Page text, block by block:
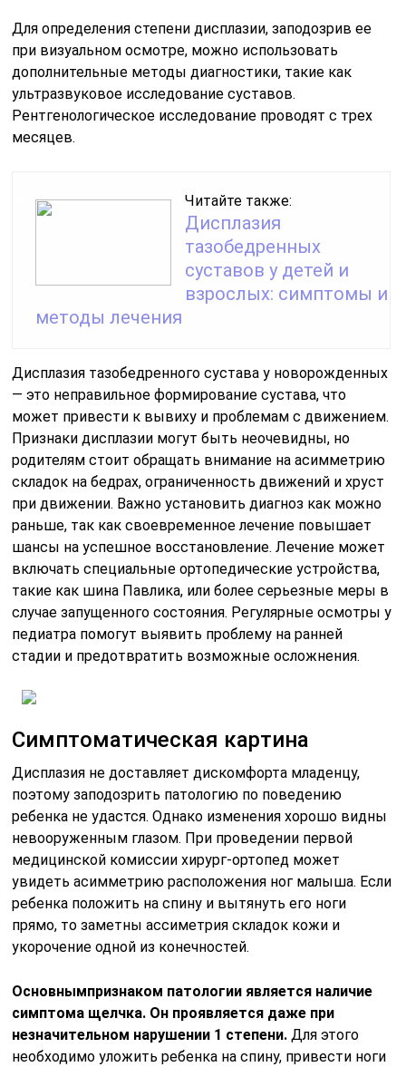
Для определения степени дисплазии, заподозрив ее
при визуальном осмотре, можно использовать
дополнительные методы диагностики, такие как
ультразвуковое исследование суставов.
Рентгенологическое исследование проводят с трех
месяцев.
Читайте также:
Дисплазия
тазобедренных
суставов у детей и
взрослых: симптомы и
методы лечения
Дисплазия тазобедренного сустава у новорожденных
— это неправильное формирование сустава, что
может привести к вывиху и проблемам с движением.
Признаки дисплазии могут быть неочевидны, но
родителям стоит обращать внимание на асимметрию
складок на бедрах, ограниченность движений и хруст
при движении. Важно установить диагноз как можно
раньше, так как своевременное лечение повышает
шансы на успешное восстановление. Лечение может
включать специальные ортопедические устройства,
такие как шина Павлика, или более серьезные меры в
случае запущенного состояния. Регулярные осмотры у
педиатра помогут выявить проблему на ранней
стадии и предотвратить возможные осложнения.
Симптоматическая картина
Дисплазия не доставляет дискомфорта младенцу,
поэтому заподозрить патологию по поведению
ребенка не удастся. Однако изменения хорошо видны
невооруженным глазом. При проведении первой
медицинской комиссии хирург-ортопед может
увидеть асимметрию расположения ног малыша. Если
ребенка положить на спину и вытянуть его ноги
прямо, то заметны ассиметрия складок кожи и
укорочение одной из конечностей.
Основнымпризнаком патологии является наличие
симптома щелчка. Он проявляется даже при
незначительном нарушении 1 степени.Для этого
необходимо уложить ребенка на спину, привести ноги